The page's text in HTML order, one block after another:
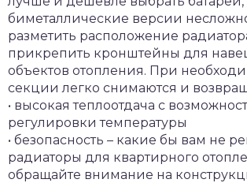
биметаллические версии
разметить расположение
прикрепить кронштейны для
объектов отопления. При
секции легко снимаются и
• высокая теплоотдача с
регулировки температуры
• безопасность – какие бы вам не
радиаторы для квартирного
обращайте внимание на